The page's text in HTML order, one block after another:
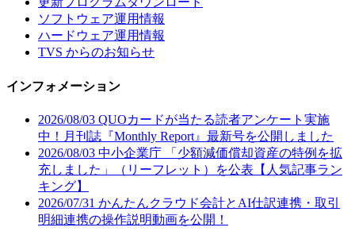
ソフトウェア運用情報
ハードウェア運用情報
TVS からのお知らせ
インフォメーション
2026/08/03 QUOカードが当たる読者アンケート実施
中！月刊誌『Monthly Report』最新号を公開しました
2026/08/03 中小企業庁 「少額減価償却資産の特例を拡
充しました」（リーフレット）を公表【人気記事ラン
キング】
2026/07/31 かんたんクラウド会計とAI仕訳連携・取引
明細連携の操作説明動画を公開！